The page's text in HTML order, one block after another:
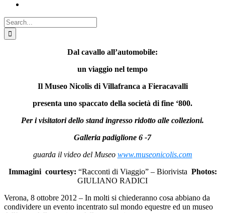
Search
for:
Dal cavallo all’automobile:
un viaggio nel tempo
Il Museo Nicolis di Villafranca a Fieracavalli
presenta uno spaccato della società di fine ‘800.
Per i visitatori dello stand ingresso ridotto alle collezioni.
Galleria padiglione 6 -7
guarda il video del Museo www.museonicolis.com
Immagini courtesy: “Racconti di Viaggio” – Biorivista Photos:
GIULIANO RADICI
Verona, 8 ottobre 2012 – In molti si chiederanno cosa abbiano da
condividere un evento incentrato sul mondo equestre ed un museo